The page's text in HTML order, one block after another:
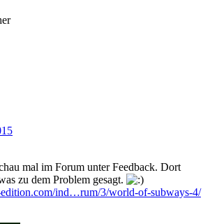
mal im Forum unter Feedback. Dort
zu dem Problem gesagt.
ind…rum/3/world-of-subways-4/